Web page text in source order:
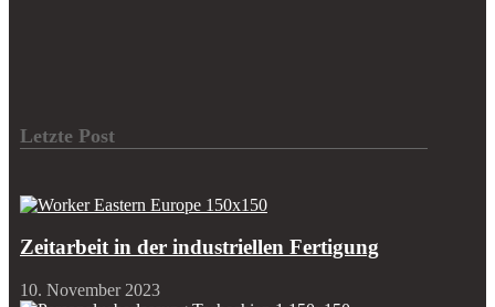
Letzte Post
Zeitarbeit in der industriellen Fertigung
10. November 2023